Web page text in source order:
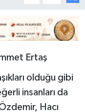
Ertaş
olduğu gibi
insanları da
Hacı